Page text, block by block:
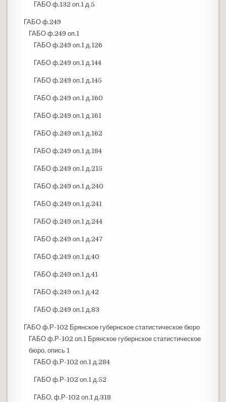
ГАБО ф.132 оп.1 д.5
ГАБО ф.249
ГАБО ф.249 оп.1
ГАБО ф.249 оп.1 д.126
ГАБО ф.249 оп.1 д.144
ГАБО ф.249 оп.1 д.145
ГАБО ф.249 оп.1 д.160
ГАБО ф.249 оп.1 д.161
ГАБО ф.249 оп.1 д.162
ГАБО ф.249 оп.1 д.184
ГАБО ф.249 оп.1 д.215
ГАБО ф.249 оп.1 д.240
ГАБО ф.249 оп.1 д.241
ГАБО ф.249 оп.1 д.244
ГАБО ф.249 оп.1 д.247
ГАБО ф.249 оп.1 д.40
ГАБО ф.249 оп.1 д.41
ГАБО ф.249 оп.1 д.42
ГАБО ф.249 оп.1 д.83
ГАБО ф.Р-102 Брянское губернское статистическое бюро
ГАБО ф.Р-102 оп.1 Брянское губернское статистическое
бюро, опись 1
ГАБО ф.Р-102 оп.1 д.284
ГАБО ф.Р-102 оп.1 д.52
ГАБО, ф.Р-102 оп.1 д.318